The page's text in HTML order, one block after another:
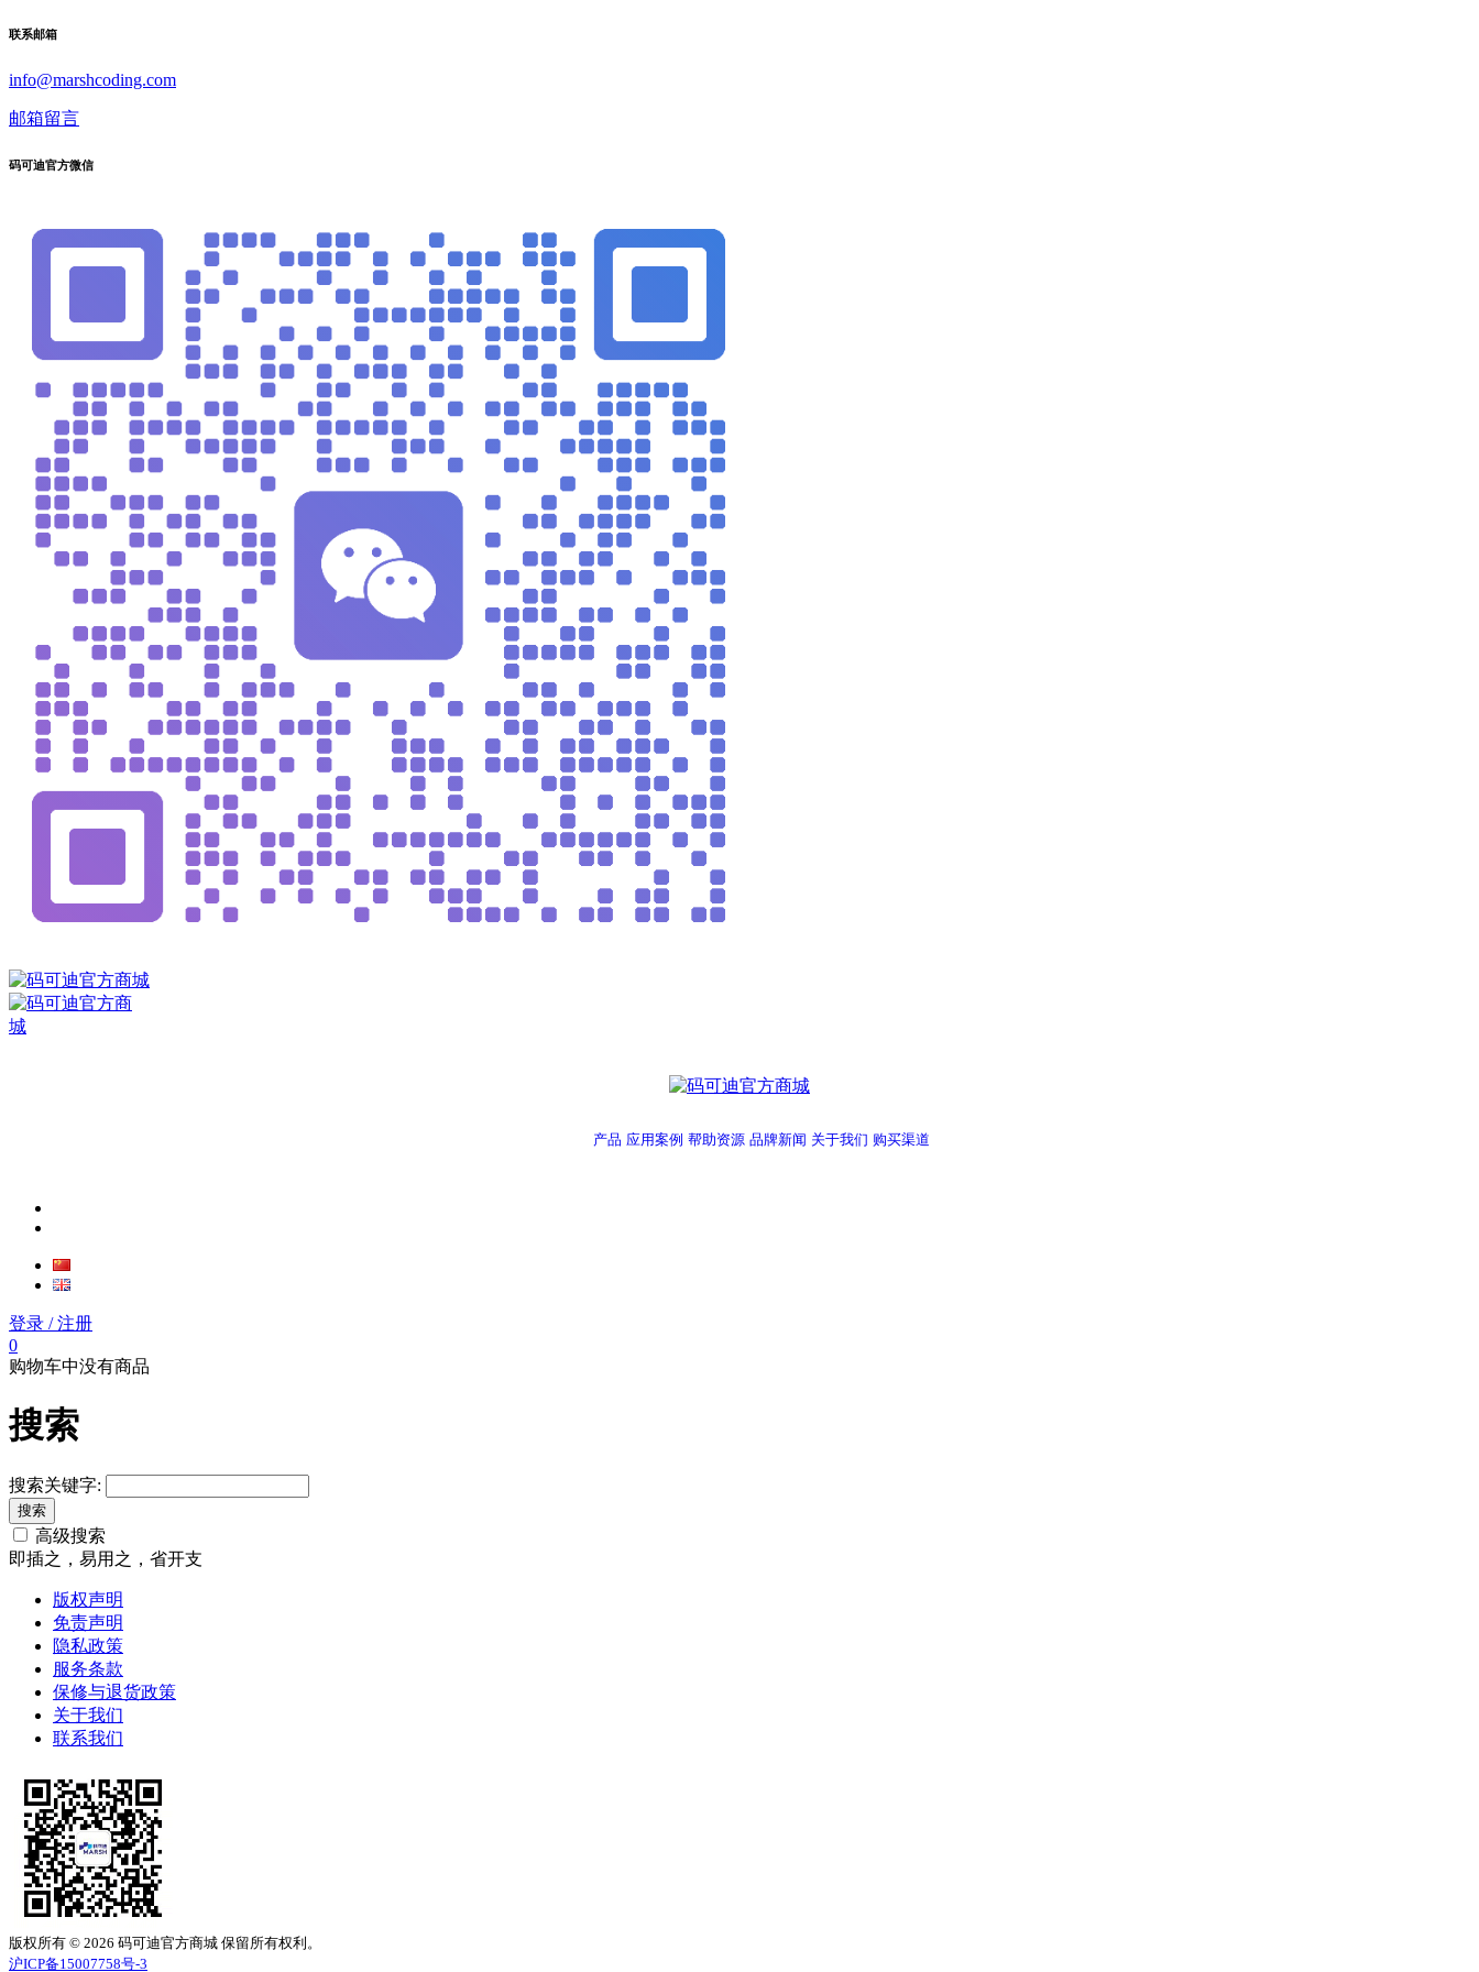
联系邮箱
info@marshcoding.com
邮箱留言
码可迪官方微信
产品 应用案例 帮助资源 品牌新闻 关于我们 购买渠道
登录 / 注册
0
购物车中没有商品
搜索
搜索关键字:
高级搜索
即插之，易用之，省开支
版权声明
免责声明
隐私政策
服务条款
保修与退货政策
关于我们
联系我们
版权所有 © 2026 码可迪官方商城 保留所有权利。
沪ICP备15007758号-3